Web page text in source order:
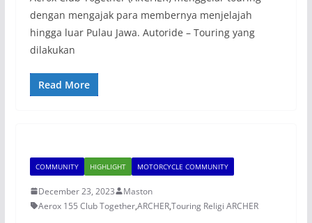
dengan mengajak para membernya menjelajah
hingga luar Pulau Jawa. Autoride – Touring yang
dilakukan
Read More
COMMUNITY HIGHLIGHT MOTORCYCLE COMMUNITY
December 23, 2023
Maston
Aerox 155 Club Together,ARCHER,Touring Religi ARCHER